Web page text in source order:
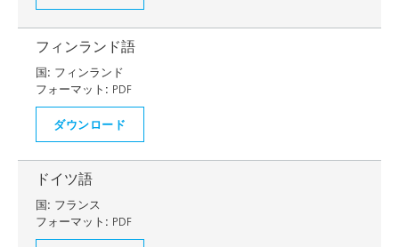
フィンランド語
国: フィンランド
フォーマット: PDF
ダウンロード
ドイツ語
国: フランス
フォーマット: PDF